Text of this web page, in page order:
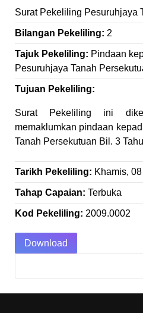
Surat Pekeliling Pesuruhjaya
Bilangan Pekeliling: 2
Tajuk Pekeliling: Pindaan
Pesuruhjaya Tanah
Tujuan Pekeliling:
Surat Pekeliling ini
memaklumkan pindaan
Tanah Persekutuan Bil. 3
Tarikh Pekeliling: Khamis,
Tahap Capaian: Terbuka
Kod Pekeliling: 2009.0002
Download